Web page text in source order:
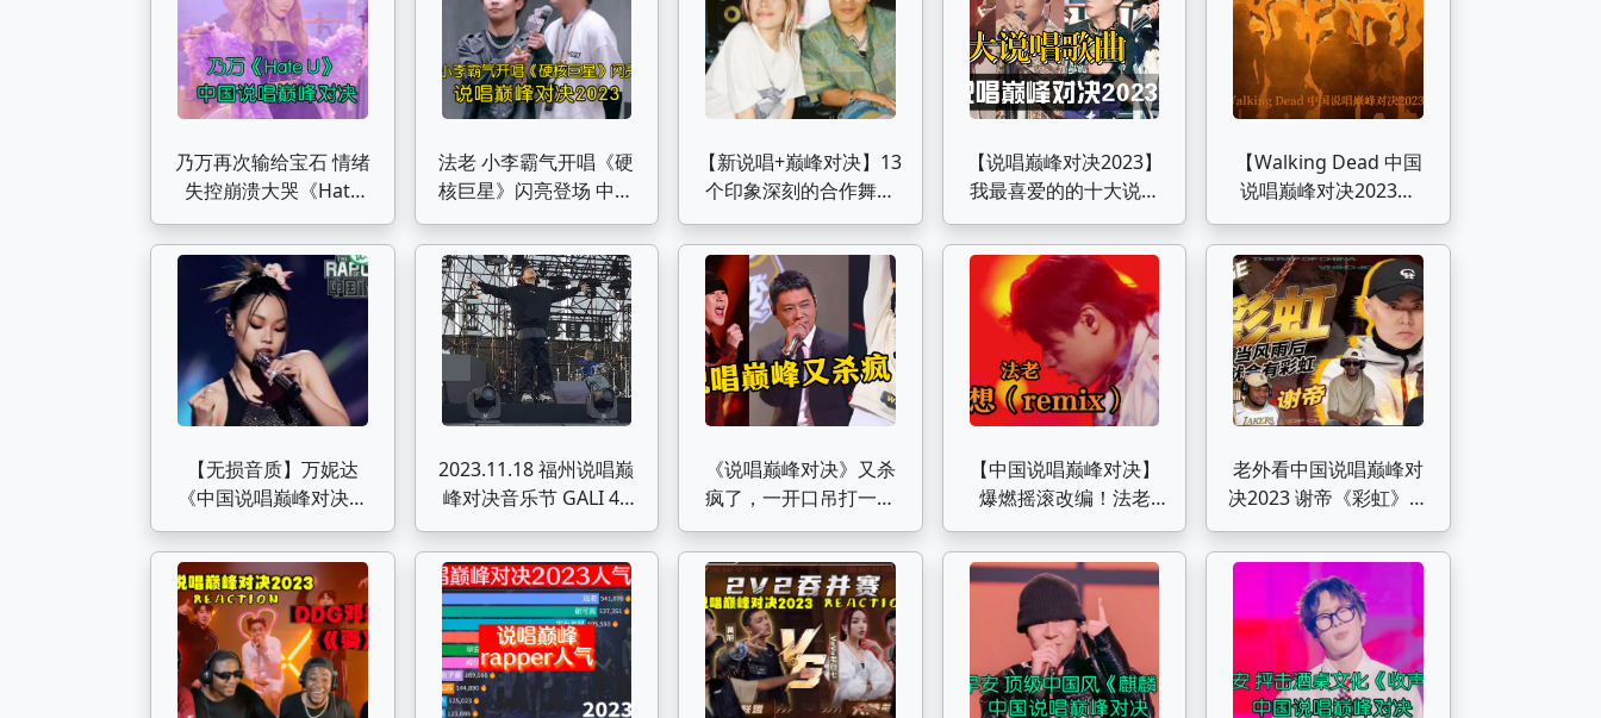
乃万再次输给宝石 情绪
失控崩溃大哭《Hate
U》 中国说唱巅峰对决
法老 小李霸气开唱《硬
核巨星》闪亮登场 中国
说唱巅峰对决2023
【新说唱+巅峰对决】13
个印象深刻的合作舞台
（个人向）
【说唱巅峰对决2023】
我最喜爱的的十大说唱
歌曲《诀爱尽》&《我
想》盛宇法老成最大赢
【Walking Dead 中国
说唱巅峰对决2023群
像】“当我们一起走过这
些伤痛的时候，包着碎
裂的心继续下一个梦，
也知道我们并不会退
缩”｜当我们一起走过
【无损音质】万妮达
《中国说唱巅峰对决》
竞演曲目合集
2023.11.18 福州说唱巅
峰对决音乐节 GALI 4k
全程
《说唱巅峰对决》又杀
疯了，一开口吊打一众
rapper，网友：太顶了
【中国说唱巅峰对决】
爆燃摇滚改编！法老
《我想（remix) 》 理想
主义者的胜利！
老外看中国说唱巅峰对
决2023 谢帝《彩虹》个
人舞台现场！